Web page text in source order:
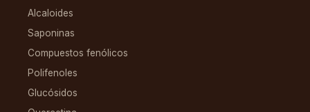
Alcaloides
Saponinas
Compuestos fenólicos
Polifenoles
Glucósidos